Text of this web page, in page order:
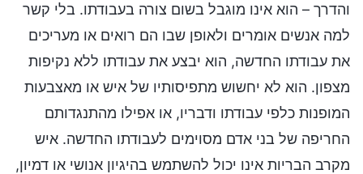
והדרך – הוא אינו מוגבל בשום צורה בעבודתו. בלי קשר
למה אנשים אומרים ולאופן שבו הם רואים או מעריכים
את עבודתו החדשה, הוא יבצע את עבודתו ללא נקיפות
מצפון. הוא לא יחשוש מתפיסותיו של איש או מאצבעות
המופנות כלפי עבודתו ודבריו, או אפילו מהתנגדותם
החריפה של בני אדם מסוימים לעבודתו החדשה. איש
מקרב הבריות אינו יכול להשתמש בהיגיון אנושי או דמיון,